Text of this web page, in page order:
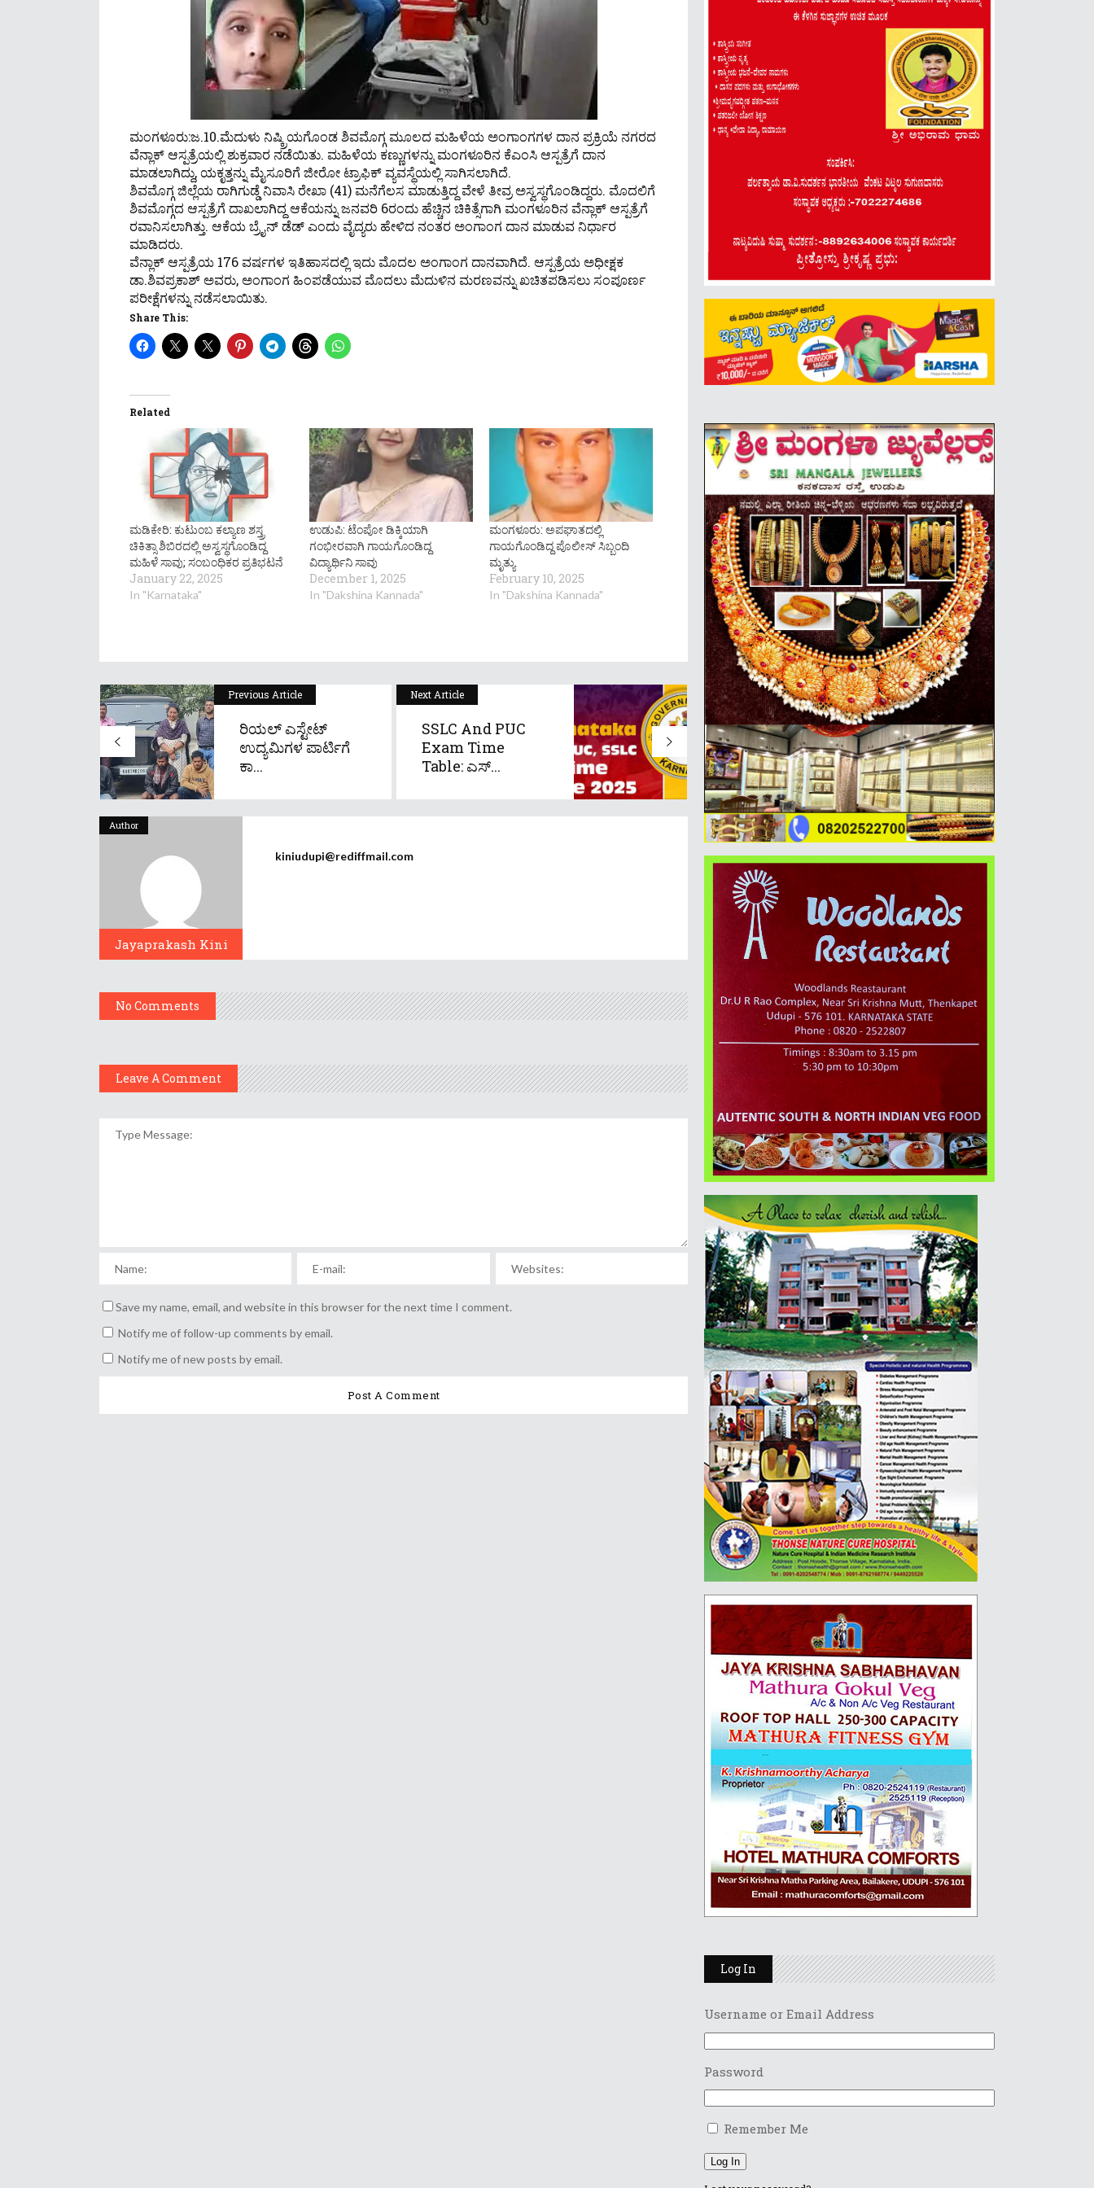
ಮಂಗಳೂರು:ಜ.10.ಮೆದುಳು ನಿಷ್ಕ್ರಿಯಗೊಂಡ ಶಿವಮೊಗ್ಗ ಮೂಲದ ಮಹಿಳೆಯ ಅಂಗಾಂಗಗಳ ದಾನ ಪ್ರಕ್ರಿಯೆ ನಗರದ
ವೆನ್ಲಾಕ್ ಆಸ್ಪತ್ರೆಯಲ್ಲಿ ಶುಕ್ರವಾರ ನಡೆಯಿತು. ಮಹಿಳೆಯ ಕಣ್ಣುಗಳನ್ನು ಮಂಗಳೂರಿನ ಕೆಎಂಸಿ ಆಸ್ಪತ್ರೆಗೆ ದಾನ
ಮಾಡಲಾಗಿದ್ದು, ಯಕೃತ್ತನ್ನು ಮೈಸೂರಿಗೆ ಜೀರೋ ಟ್ರಾಫಿಕ್ ವ್ಯವಸ್ಥೆಯಲ್ಲಿ ಸಾಗಿಸಲಾಗಿದೆ.
ಶಿವಮೊಗ್ಗ ಜಿಲ್ಲೆಯ ರಾಗಿಗುಡ್ಡೆ ನಿವಾಸಿ ರೇಖಾ (41) ಮನೆಗೆಲಸ ಮಾಡುತ್ತಿದ್ದ ವೇಳೆ ತೀವ್ರ ಅಸ್ವಸ್ಥಗೊಂಡಿದ್ದರು. ಮೊದಲಿಗೆ
ಶಿವಮೊಗ್ಗದ ಆಸ್ಪತ್ರೆಗೆ ದಾಖಲಾಗಿದ್ದ ಆಕೆಯನ್ನು ಜನವರಿ 6ರಂದು ಹೆಚ್ಚಿನ ಚಿಕಿತ್ಸೆಗಾಗಿ ಮಂಗಳೂರಿನ ವೆನ್ಲಾಕ್ ಆಸ್ಪತ್ರೆಗೆ
ರವಾನಿಸಲಾಗಿತ್ತು. ಆಕೆಯ ಬ್ರೈನ್ ಡೆಡ್ ಎಂದು ವೈದ್ಯರು ಹೇಳಿದ ನಂತರ ಅಂಗಾಂಗ ದಾನ ಮಾಡುವ ನಿರ್ಧಾರ
ಮಾಡಿದರು.
ವೆನ್ಲಾಕ್ ಆಸ್ಪತ್ರೆಯ 176 ವರ್ಷಗಳ ಇತಿಹಾಸದಲ್ಲಿ ಇದು ಮೊದಲ ಅಂಗಾಂಗ ದಾನವಾಗಿದೆ. ಆಸ್ಪತ್ರೆಯ ಅಧೀಕ್ಷಕ
ಡಾ.ಶಿವಪ್ರಕಾಶ್ ಅವರು, ಅಂಗಾಂಗ ಹಿಂಪಡೆಯುವ ಮೊದಲು ಮೆದುಳಿನ ಮರಣವನ್ನು ಖಚಿತಪಡಿಸಲು ಸಂಪೂರ್ಣ
ಪರೀಕ್ಷೆಗಳನ್ನು ನಡೆಸಲಾಯಿತು.
Share This:
Related
ಮಡಿಕೇರಿ: ಕುಟುಂಬ ಕಲ್ಯಾಣ ಶಸ್ತ್ರ
ಚಿಕಿತ್ಸಾ ಶಿಬಿರದಲ್ಲಿ ಅಸ್ವಸ್ಥಗೊಂಡಿದ್ದ
ಮಹಿಳೆ ಸಾವು; ಸಂಬಂಧಿಕರ ಪ್ರತಿಭಟನೆ
January 22, 2025
In "Karnataka"
ಉಡುಪಿ: ಟೆಂಪೋ ಡಿಕ್ಕಿಯಾಗಿ
ಗಂಭೀರವಾಗಿ ಗಾಯಗೊಂಡಿದ್ದ
ವಿದ್ಯಾರ್ಥಿನಿ ಸಾವು
December 1, 2025
In "Dakshina Kannada"
ಮಂಗಳೂರು: ಅಪಘಾತದಲ್ಲಿ
ಗಾಯಗೊಂಡಿದ್ದ ಪೊಲೀಸ್ ಸಿಬ್ಬಂದಿ
ಮೃತ್ಯು
February 10, 2025
In "Dakshina Kannada"
Previous Article
ರಿಯಲ್ ಎಸ್ಟೇಟ್
ಉದ್ಯಮಿಗಳ ಪಾರ್ಟಿಗೆ
ಕಾ...
Next Article
SSLC And PUC
Exam Time
Table: ಎಸ್​...
Author
Jayaprakash Kini
kiniudupi@rediffmail.com
No Comments
Leave A Comment
Save my name, email, and website in this browser for the next time I comment.
Notify me of follow-up comments by email.
Notify me of new posts by email.
Log In
Username or Email Address
Password
Remember Me
Log In